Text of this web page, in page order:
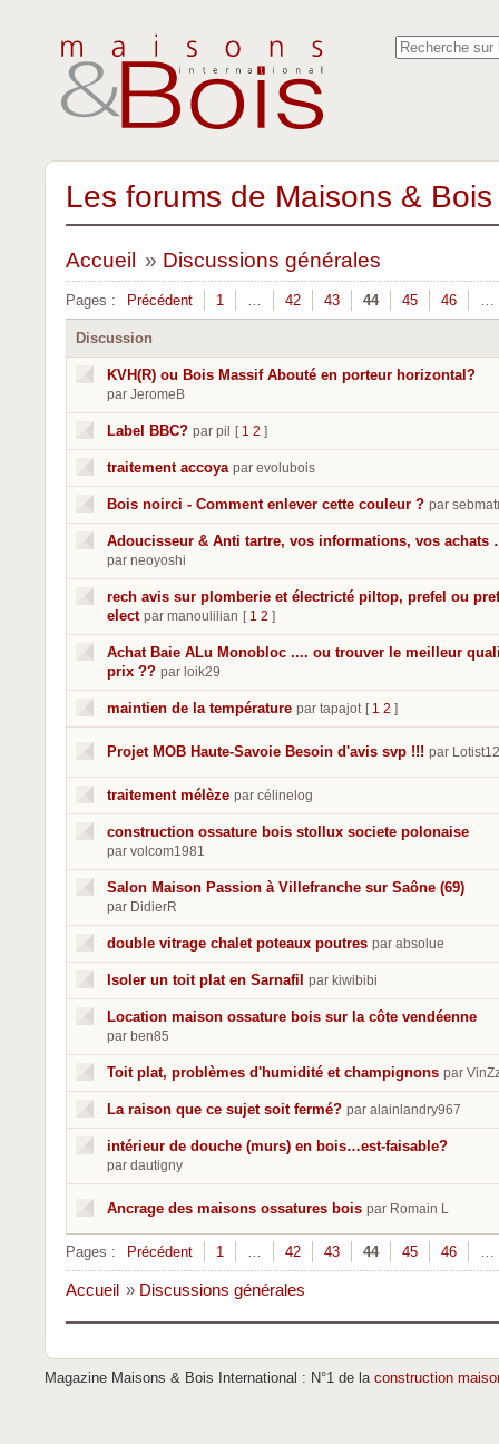
Les forums de Maisons &
Accueil » Discussions générales
Pages : Précédent 1 … 42 43 44 45 46 …
Discussion
KVH(R) ou Bois Massif Abouté en porteur horizontal?
par JeromeB
Label BBC? par pil [ 1 2 ]
traitement accoya par evolubois
Bois noirci - Comment enlever cette couleur ? par
Adoucisseur & Anti tartre, vos informations, vos achats
par neoyoshi
rech avis sur plomberie et électricté piltop, prefel ou pref
elect par manoulilian [ 1 2 ]
Achat Baie ALu Monobloc .... ou trouver le meilleur
prix ?? par loik29
maintien de la température par tapajot [ 1 2 ]
Projet MOB Haute-Savoie Besoin d'avis svp !!! par Lotist12
traitement mélèze par célinelog
construction ossature bois stollux societe polonaise
par volcom1981
Salon Maison Passion à Villefranche sur Saône (69)
par DidierR
double vitrage chalet poteaux poutres par absolue
Isoler un toit plat en Sarnafil par kiwibibi
Location maison ossature bois sur la côte vendéenne
par ben85
Toit plat, problèmes d'humidité et champignons par
La raison que ce sujet soit fermé? par alainlandry967
intérieur de douche (murs) en bois…est-faisable?
par dautigny
Ancrage des maisons ossatures bois par Romain L
Pages : Précédent 1 … 42 43 44 45 46 …
Accueil » Discussions générales
Magazine Maisons & Bois International : N°1 de la construction